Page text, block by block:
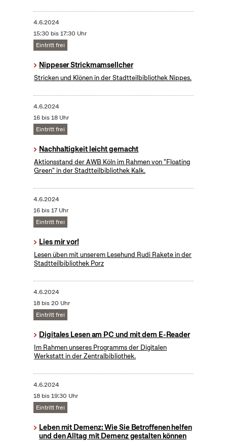
4.6.2024
15:30 bis 17:30 Uhr
Eintritt frei
Nippeser Strickmamsellcher
Stricken und Klönen in der Stadtteilbibliothek Nippes.
4.6.2024
16 bis 18 Uhr
Eintritt frei
Nachhaltigkeit leicht gemacht
Aktionsstand der AWB Köln im Rahmen von "Floating
Green" in der Stadtteilbibliothek Kalk.
4.6.2024
16 bis 17 Uhr
Eintritt frei
Lies mir vor!
Lesen üben mit unserem Lesehund Rudi Rakete in der
Stadtteilbibliothek Porz
4.6.2024
18 bis 20 Uhr
Eintritt frei
Digitales Lesen am PC und mit dem E-Reader
Im Rahmen unseres Programms der Digitalen
Werkstatt in der Zentralbibliothek.
4.6.2024
18 bis 19:30 Uhr
Eintritt frei
Leben mit Demenz: Wie Sie Betroffenen helfen
und den Alltag mit Demenz gestalten können